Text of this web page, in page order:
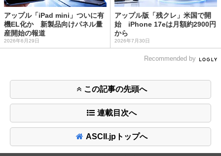
アップル「iPad mini」ついに有
機EL化か 新製品向けパネル量
産開始の報道
2026年6月29日
アップル版「残クレ」米国で開
始 iPhone 17eは月額約2900円
から
2026年7月30日
Recommended by
この記事の先頭へ
連載目次へ
ASCII.jpトップへ